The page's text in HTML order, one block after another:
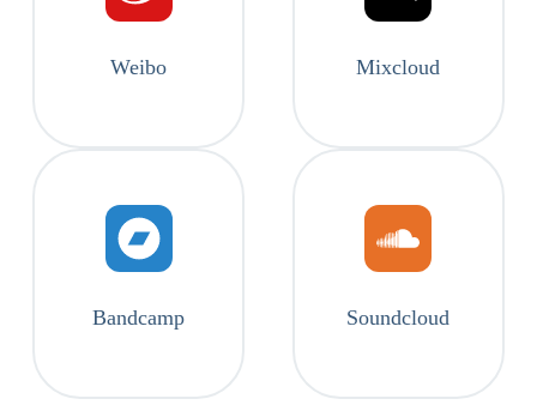
Weibo Mixcloud
Bandcamp Soundcloud